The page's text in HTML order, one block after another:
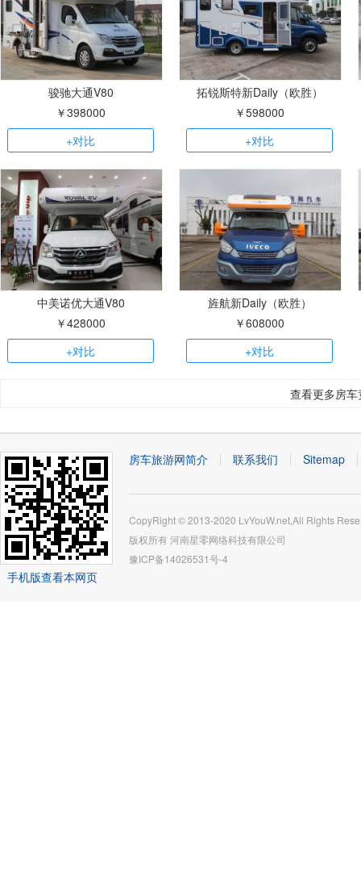
骏驰大通V80
￥398000
+对比
拓锐斯特新Daily（欧胜）
￥598000
+对比
中美诺优大通V80
￥428000
+对比
旌航新Daily（欧胜）
￥608000
+对比
查看更多房
手机版查看本网页
房车旅游网简介 联系我们 Sitemap
CopyRight © 2013-2020 LvYouW.net,All Rights
版权所有河南星零网络科技有限公司
豫ICP备14026531号-4